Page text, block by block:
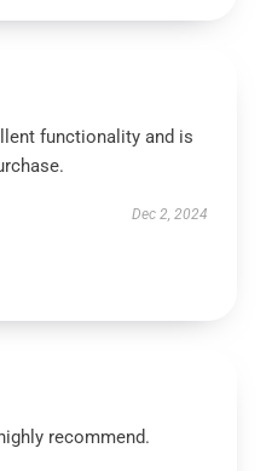
functionality and is
Dec 2, 2024
recommend.